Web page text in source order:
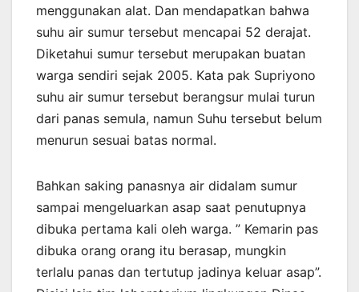
menggunakan alat. Dan mendapatkan bahwa
suhu air sumur tersebut mencapai 52 derajat.
Diketahui sumur tersebut merupakan buatan
warga sendiri sejak 2005. Kata pak Supriyono
suhu air sumur tersebut berangsur mulai turun
dari panas semula, namun Suhu tersebut belum
menurun sesuai batas normal.
Bahkan saking panasnya air didalam sumur
sampai mengeluarkan asap saat penutupnya
dibuka pertama kali oleh warga. ” Kemarin pas
dibuka orang orang itu berasap, mungkin
terlalu panas dan tertutup jadinya keluar asap”.